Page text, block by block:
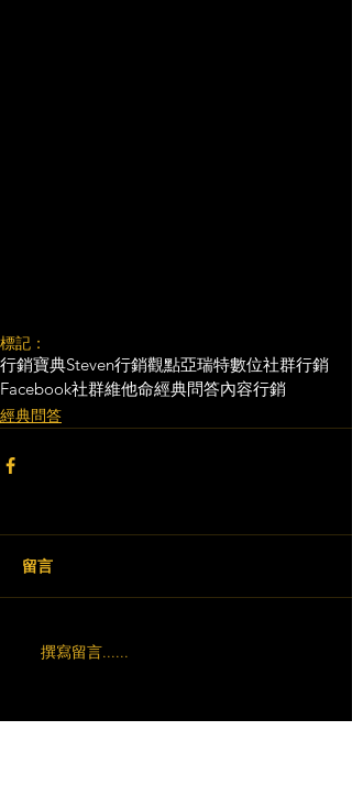
標記：
行銷寶典Steven行銷觀點亞瑞特數位社群行銷
Facebook社群維他命經典問答內容行銷
經典問答
留言
撰寫留言......